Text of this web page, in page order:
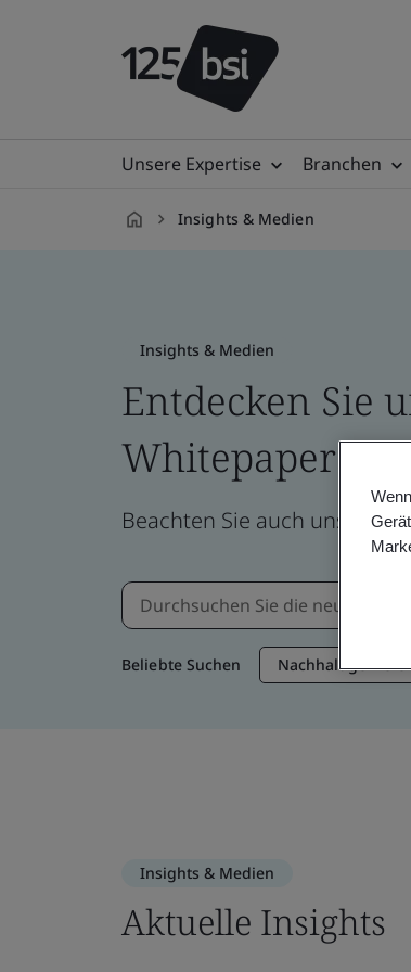
Unsere Expertise Branchen
Insights & Medien
Insights & Medien
Entdecken Sie
Whitepapers,
Beachten Sie auch unsere
Beliebte Suchen Nachhaltige
Insights & Medien
Aktuelle Insights